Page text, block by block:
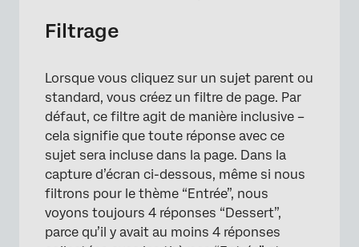
×
Filtrage
Lorsque vous cliquez sur un sujet parent ou
standard, vous créez un filtre de page. Par
défaut, ce filtre agit de manière inclusive –
cela signifie que toute réponse avec ce
sujet sera incluse dans la page. Dans la
capture d’écran ci-dessous, même si nous
filtrons pour le thème “Entrée”, nous
voyons toujours 4 réponses “Dessert”,
parce qu’il y avait au moins 4 réponses